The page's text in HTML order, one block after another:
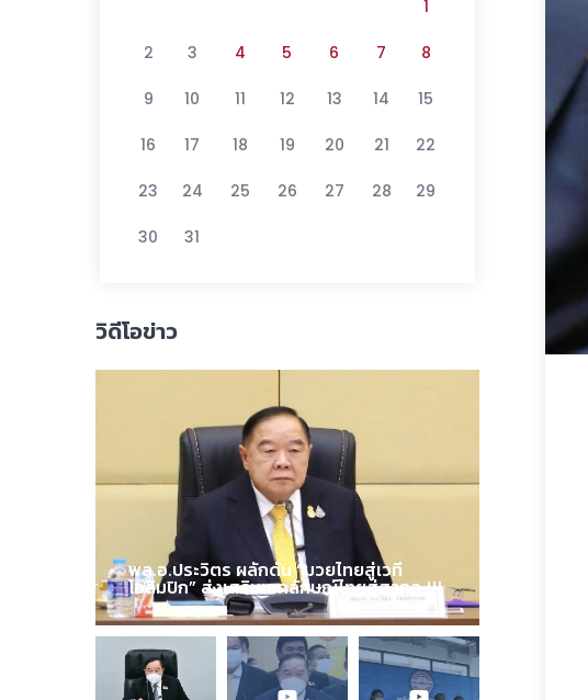
1
2 3 4 5 6 7 8
9 10 11 12 13 14 15
16 17 18 19 20 21 22
23 24 25 26 27 28 29
30 31
วิดีโอข่าว
พล.อ.ประวิตร ผลักดัน “มวยไทยสู่เวที
โอลิมปิก” ส่งเสริมเอกลักษณ์ไทยสู่สากล !!!